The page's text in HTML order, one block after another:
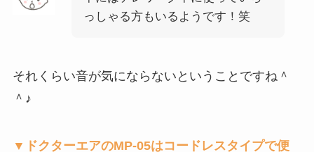
っしゃる方もいるようです！笑
それくらい音が気にならないということですね＾
＾♪
▼ドクターエアのMP-05はコードレスタイプで便